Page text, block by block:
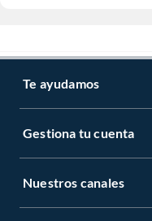
Te ayudamos
Gestiona tu cuenta
Nuestros canales